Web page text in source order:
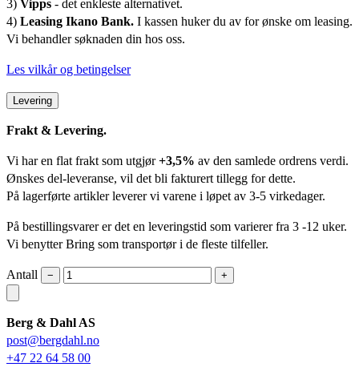
3) Vipps - det enkleste alternativet.
4) Leasing Ikano Bank. I kassen huker du av for ønske om leasing.
Vi behandler søknaden din hos oss.
Les vilkår og betingelser
Levering
Frakt & Levering.
Vi har en flat frakt som utgjør+3,5% av den samlede ordrens verdi.
Ønskes del-leveranse, vil det bli fakturert tillegg for dette.
På lagerførte artikler leverer vi varene i løpet av 3-5 virkedager.
På bestillingsvarer er det en leveringstid som varierer fra 3 -12 uker.
Vi benytter Bring som transportør i de fleste tilfeller.
Antall − +
Berg & Dahl AS
post@bergdahl.no
+47 22 64 58 00